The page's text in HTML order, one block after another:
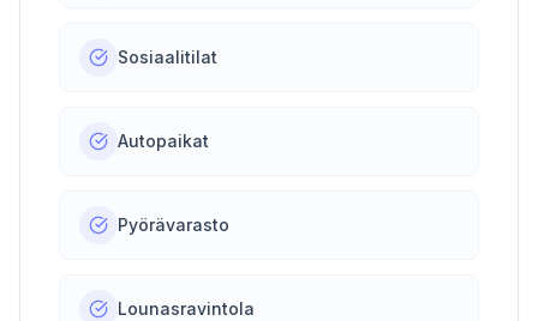
Sosiaalitilat
Autopaikat
Pyörävarasto
Lounasravintola